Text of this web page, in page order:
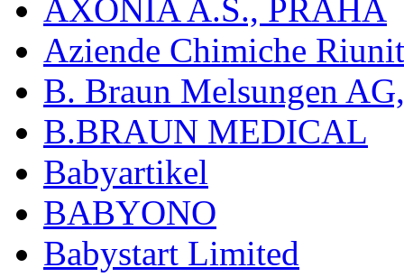
AXONIA A.S., PRAHA
Aziende Chimiche
B. Braun Melsungen
B.BRAUN MEDICAL
Babyartikel
BABYONO
Babystart Limited